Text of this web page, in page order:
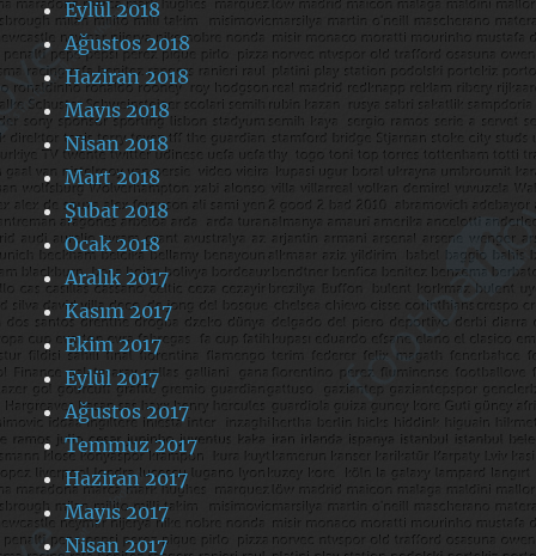
Eylül 2018
Ağustos 2018
Haziran 2018
Mayıs 2018
Nisan 2018
Mart 2018
Şubat 2018
Ocak 2018
Aralık 2017
Kasım 2017
Ekim 2017
Eylül 2017
Ağustos 2017
Temmuz 2017
Haziran 2017
Mayıs 2017
Nisan 2017